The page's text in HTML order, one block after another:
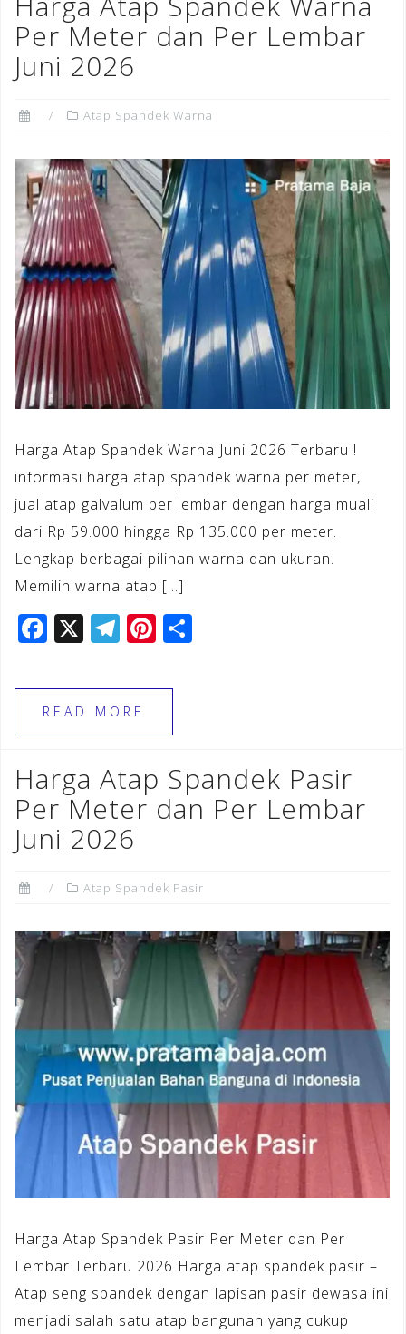
o
k
Per Meter dan Per Lembar
Juni 2026
Atap Spandek Warna
Harga Atap Spandek Warna Juni 2026 Terbaru !
informasi harga atap spandek warna per meter,
jual atap galvalum per lembar dengan harga muali
dari Rp 59.000 hingga Rp 135.000 per meter.
Lengkap berbagai pilihan warna dan ukuran.
Memilih warna atap […]
F
c
e
b
o
o
k
X T
e
gr
a
m
Pi
te
e
st
READ MORE
Harga Atap Spandek Pasir
Per Meter dan Per Lembar
Juni 2026
Atap Spandek Pasir
Harga Atap Spandek Pasir Per Meter dan Per
Lembar Terbaru 2026 Harga atap spandek pasir –
Atap seng spandek dengan lapisan pasir dewasa ini
menjadi salah satu atap bangunan yang cukup